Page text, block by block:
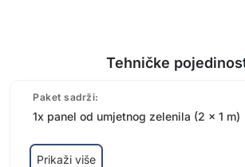
Tehničke
Paket sadrži:
1x panel od umjetnog zelenila (2 x 1 m)
Prikaži više